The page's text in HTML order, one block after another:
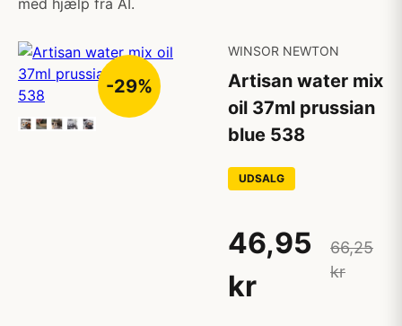
med hjælp fra AI.
-29%
WINSOR NEWTON
Artisan water mix
oil 37ml prussian
blue 538
UDSALG
46,95
kr
66,25
kr